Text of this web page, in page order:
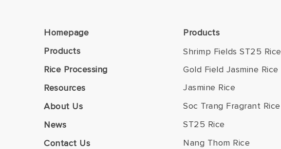
Homepage
Products
Rice Processing
Resources
About Us
News
Contact Us
Products
Shrimp Fields ST25 Rice
Gold Field Jasmine Rice
Jasmine Rice
Soc Trang Fragrant Rice
ST25 Rice
Nang Thom Rice